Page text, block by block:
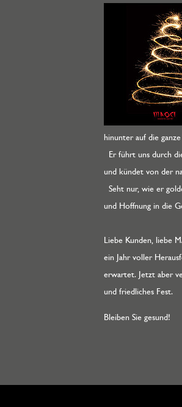
hinunter auf die
Er führt uns durch
und kündet von der
Seht nur, wie er
und Hoffnung in die
Liebe Kunden, liebe
ein Jahr voller
erwartet. Jetzt aber
und friedliches Fest.
Bleiben Sie gesund!